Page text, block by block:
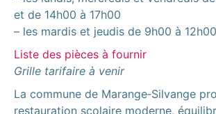
et de 14h00 à 17h00
– les mardis et jeudis de 9h00 à 12h00
Liste des pièces à fournir
Grille tarifaire à venir
La commune de Marange‑Silvange
restauration scolaire moderne,